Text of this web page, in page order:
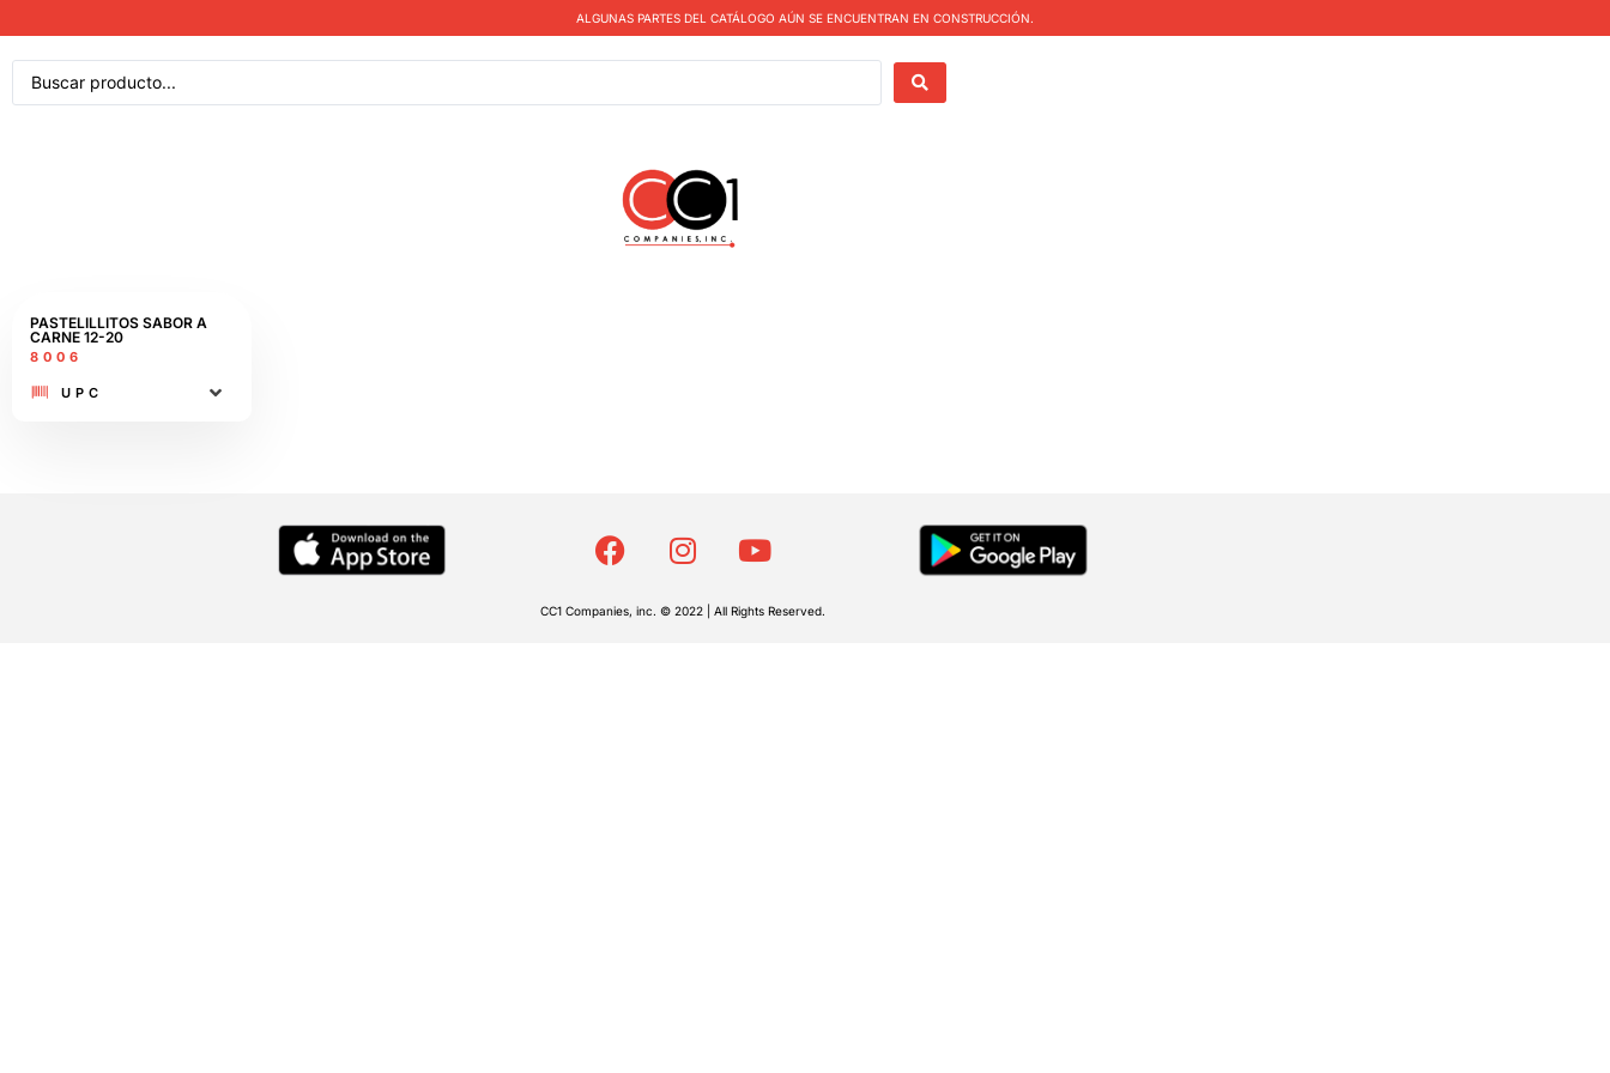
ALGUNAS PARTES DEL CATÁLOGO AÚN SE ENCUENTRAN EN CONSTRUCCIÓN.
PASTELILLITOS SABOR A
CARNE​ 12-20
8006
UPC
CC1 Companies, inc. © 2022 | All Rights Reserved.